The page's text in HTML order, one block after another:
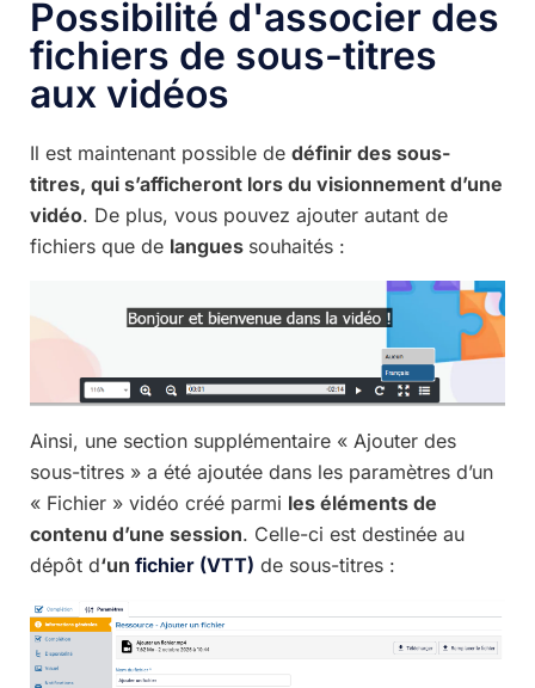
Possibilité d'associer des
fichiers de sous-titres
aux vidéos
Il est maintenant possible de définir des sous-
titres, qui s’afficheront lors du visionnement d’une
vidéo. De plus, vous pouvez ajouter autant de
fichiers que de langues souhaités :
Ainsi, une section supplémentaire « Ajouter des
sous-titres » a été ajoutée dans les paramètres d’un
« Fichier » vidéo créé parmi les éléments de
contenu d’une session. Celle-ci est destinée au
dépôt d‘un fichier (VTT) de sous-titres :